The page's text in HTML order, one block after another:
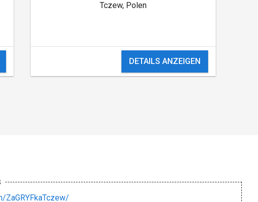
Tczew, Polen
DETAILS ANZEIGEN
ZaGRYFkaTczew/